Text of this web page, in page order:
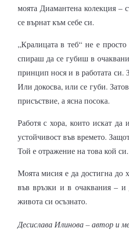
моята Диамантена колекция –
се върнат къмсебе си.
„Кралицата в теб“ не е
спираш да се губиш в
принцип нося и в работата си.
Или докосва, или се губи.
присъствие, а ясна посока.
Работя с хора, които искат да
устойчивост във времето.
Той е отражение на това кой си.
Моята мисия е да достигна до
във връзки и в очаквания – и
живота си осъзнато.
Десислава Илинова – автор и